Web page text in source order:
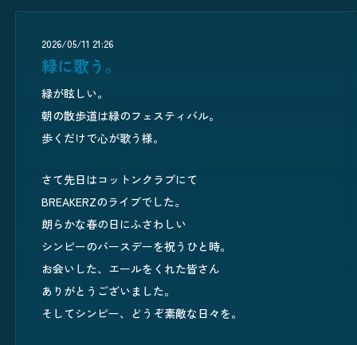
2026/05/11 21:26
緑に歌う。
緑が眩しい。
朝の散歩道は緑のフェスティバル。
歩くだけで心が歌う様。
さて先日はコットンクラブにて
BREAKERZのライブでした。
朗らかな春の日にふさわしい
シンピーのバースデーを祝うひと時。
お会いした、エールをくれた皆さん
ありがとうございました。
そしてシンピー、どうぞ素敵な日々を。